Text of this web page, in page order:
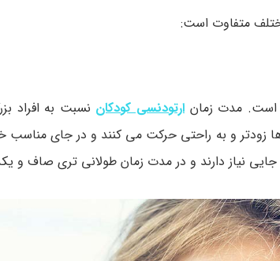
متفاوت است:
است. مدت زمانارتودنسی کودکان نسبت به افراد
زودتر و به راحتی حرکت می کنند و در جای مناسب
جایی نیاز دارند و در مدت زمان طولانی تری صاف